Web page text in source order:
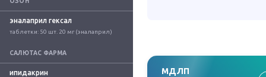
эналаприл гексал
таблетки: 50 шт. 20 мг (эналаприл)
САЛЮТАС ФАРМА
ипидакрин МДЛП